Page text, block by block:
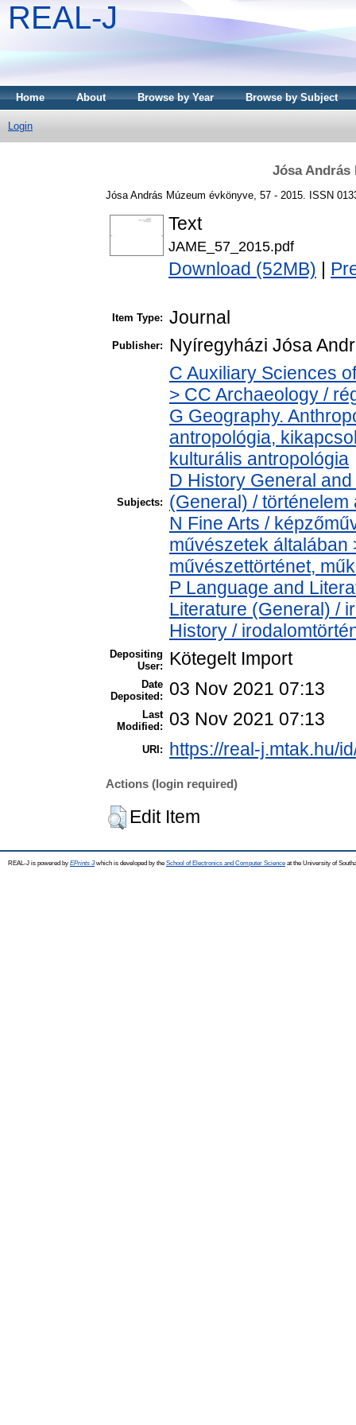
REAL-J
Home About Browse by Year Browse by Subject
Login
Jósa András
Jósa András Múzeum évkönyve, 57 - 2015. ISSN
Text
JAME_57_2015.pdf
Download (52MB)
Item Type: Journal
Publisher: Nyíregyházi Jósa
Subjects:
C Auxiliary Sciences
> CC Archaeology /
G Geography.
antropológia,
kulturális antropológia
D History General
(General) / történelem
N Fine Arts /
művészetek általában
művészettörténet,
P Language and
Literature (General) /
History /
Depositing
User:
Kötegelt Import
Date
Deposited:
03 Nov 2021 07:13
Last
Modified:
03 Nov 2021 07:13
URI: https://real-j.mtak.hu/
Actions (login required)
Edit Item
REAL-J is powered by EPrints 3which is developed by the School of Electronics and Computer Science at the University of